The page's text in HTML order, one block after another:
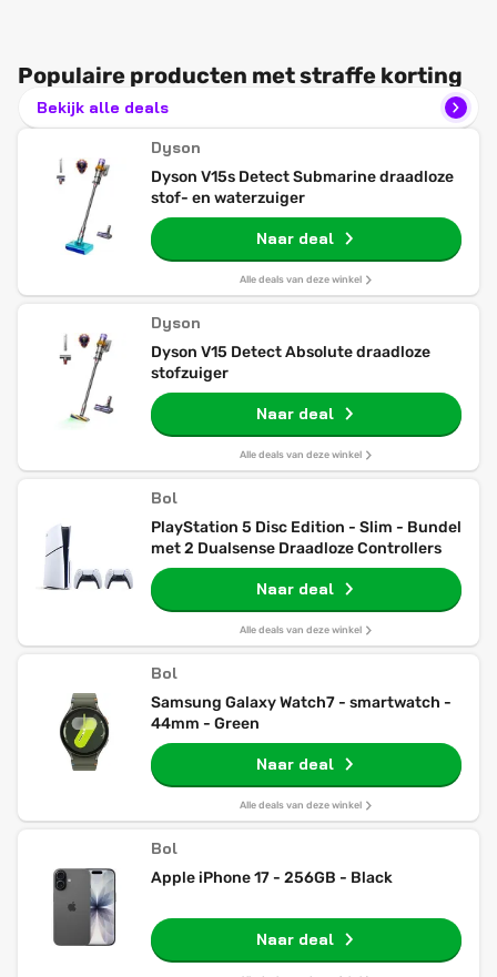
Populaire producten met straffe korting
Bekijk alle deals
Dyson
Dyson V15s Detect Submarine draadloze
stof- en waterzuiger
Naar deal
Alle deals van deze winkel
Dyson
Dyson V15 Detect Absolute draadloze
stofzuiger
Naar deal
Alle deals van deze winkel
Bol
PlayStation 5 Disc Edition - Slim - Bundel
met 2 Dualsense Draadloze Controllers
Naar deal
Alle deals van deze winkel
Bol
Samsung Galaxy Watch7 - smartwatch -
44mm - Green
Naar deal
Alle deals van deze winkel
Bol
Apple iPhone 17 - 256GB - Black
Naar deal